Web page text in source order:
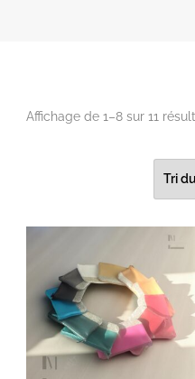
Affichage de 1–8 sur 11